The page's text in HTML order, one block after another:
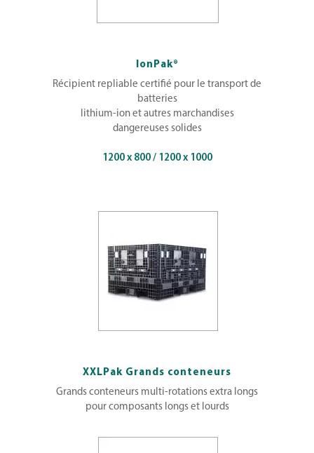
IonPak®
Récipient repliable certifié pour le transport de
batteries
lithium-ion et autres marchandises
dangereuses solides
1200 x 800 / 1200 x 1000
XXLPak Grands conteneurs
Grands conteneurs multi-rotations extra longs
pour composants longs et lourds